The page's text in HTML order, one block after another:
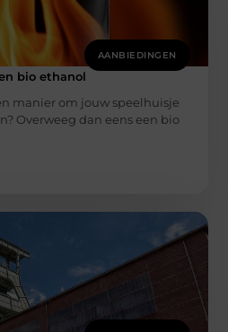
AANBIEDINGEN
bio ethanol
manier om jouw speelhuisje
Overweeg dan eens een bio